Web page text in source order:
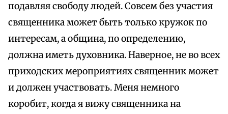
подавляя свободу людей. Совсем без участия
священника может быть только кружок по
интересам, а община, по определению,
должна иметь духовника. Наверное, не во всех
приходских мероприятиях священник может
и должен участвовать. Меня немного
коробит, когда я вижу священника на